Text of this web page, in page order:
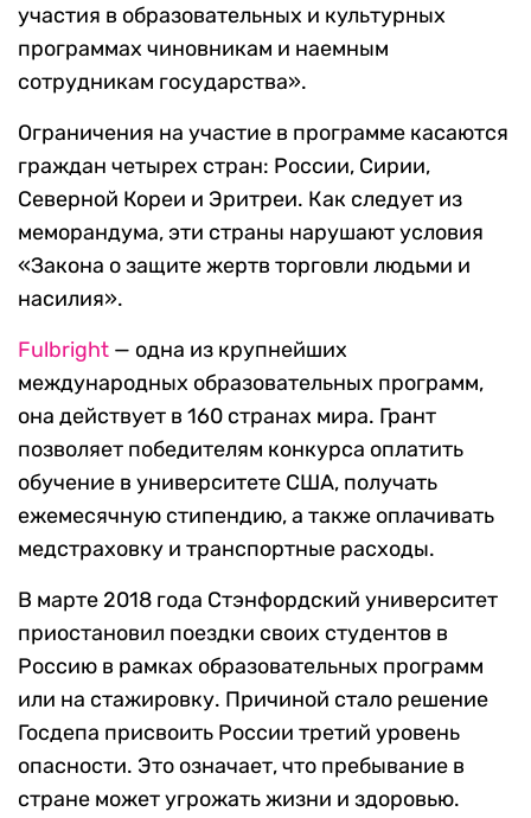
участия в образовательных и культурных
программах чиновникам и наемным
сотрудникам государства».
Ограничения на участие в программе касаются
граждан четырех стран: России, Сирии,
Северной Кореи и Эритреи. Как следует из
меморандума, эти страны нарушают условия
«Закона о защите жертв торговли людьми и
насилия».
Fulbright — одна из крупнейших
международных образовательных программ,
она действует в 160 странах мира. Грант
позволяет победителям конкурса оплатить
обучение в университете США, получать
ежемесячную стипендию, а также оплачивать
медстраховку и транспортные расходы.
В марте 2018 года Стэнфордский университет
приостановил поездки своих студентов в
Россию в рамках образовательных программ
или на стажировку. Причиной стало решение
Госдепа присвоить России третий уровень
опасности. Это означает, что пребывание в
стране может угрожать жизни и здоровью.